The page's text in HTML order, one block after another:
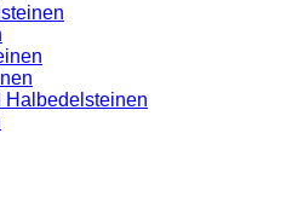
Halbedelsteinen